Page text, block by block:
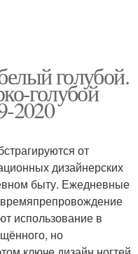
голубой.
голубой
2020
от
дизайнерских
быту. Ежедневные
использование в
но